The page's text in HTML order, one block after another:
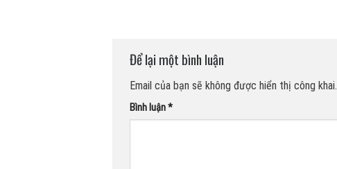
Để lại một bình luận
Email của bạn sẽ không được hiển thị công khai.
Bình luận*